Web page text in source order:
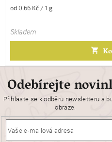
Měrná
od 0,66 Kč / 1 g
Skladem
Odebírejte
Přihlaste se k odběru newsletteru a
obraze.